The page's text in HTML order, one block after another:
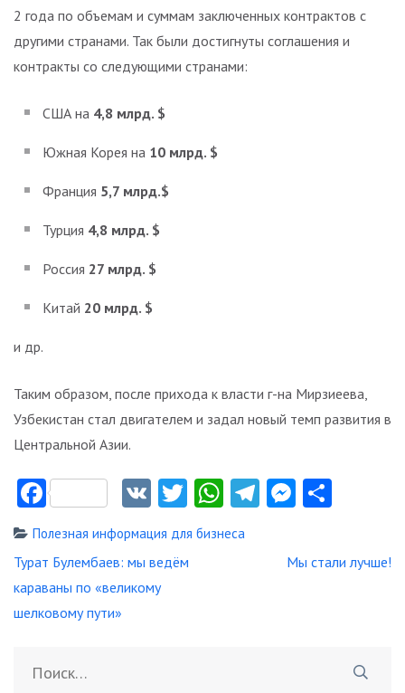
2 года по объемам и суммам заключенных контрактов с
другими странами. Так были достигнуты соглашения и
контракты со следующими странами:
США на 4,8 млрд. $
Южная Корея на 10 млрд. $
Франция 5,7 млрд.$
Турция 4,8 млрд. $
Россия 27 млрд. $
Китай 20 млрд. $
и др.
Таким образом, после прихода к власти г-на Мирзиеева,
Узбекистан стал двигателем и задал новый темп развития в
Центральной Азии.
FacebookVK Twitter
WhatsApp
Telegram
Полезная информация для бизнеса
Навигация
по
записям
Турат Булембаев: мы ведём
караваны по «великому
шелковому пути»
Мы стали лучше!